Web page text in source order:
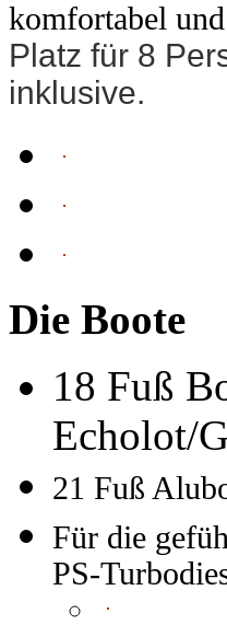
komfortabel
Platz für 8
inklusive.
Die Boote
18 Fuß
Echolot/
21 Fuß
Für die
PS-